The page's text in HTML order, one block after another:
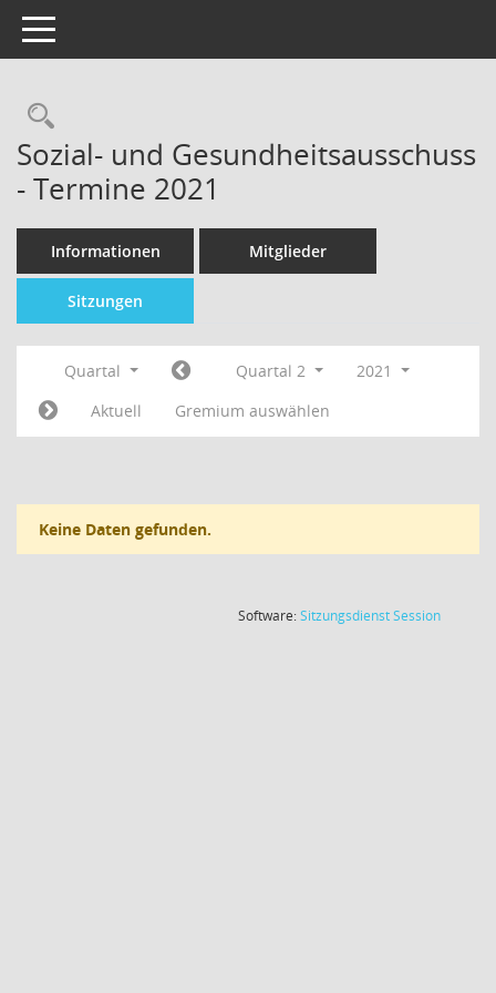
Toggle navigation
Sozial- und Gesundheitsausschuss
- Termine 2021
Informationen Mitglieder
Sitzungen
Quartal Quartal 2
2021
Aktuell
Gremium auswählen
Keine Daten gefunden.
Software:SitzungsdienstSession(Wird in